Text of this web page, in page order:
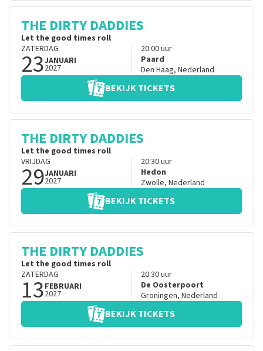
THE DIRTY DADDIES
Let the good times roll
ZATERDAG
23JANUARI
2027
20:00uur
Paard
Den Haag, Nederland
BEKIJK TICKETS
THE DIRTY DADDIES
Let the good times roll
VRIJDAG
29JANUARI
2027
20:30uur
Hedon
Zwolle, Nederland
BEKIJK TICKETS
THE DIRTY DADDIES
Let the good times roll
ZATERDAG
13FEBRUARI
2027
20:30uur
De Oosterpoort
Groningen, Nederland
BEKIJK TICKETS